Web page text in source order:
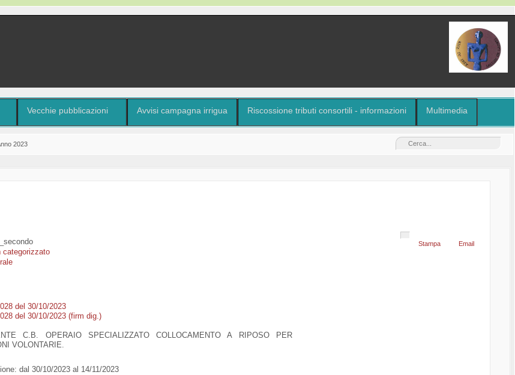
Vecchie pubblicazioni Avvisi campagna irrigua Riscossione tributi consortili - informazioni Multimedia
2023
Stampa Email
categorizzato
del 30/10/2023
del 30/10/2023 (firm dig.)
C.B. OPERAIO SPECIALIZZATO COLLOCAMENTO A RIPOSO PER
VOLONTARIE.
dal 30/10/2023 al 14/11/2023